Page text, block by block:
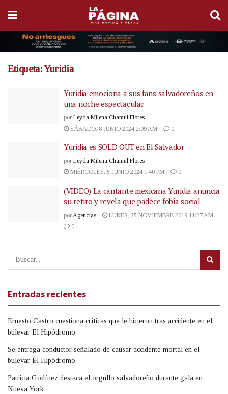
Etiqueta:Yuridia
Yuridia emociona a sus fans salvadoreños en
una noche espectacular
por Leyda Milena Chamul Flores
SÁBADO, 8 JUNIO 2024 2:09 AM
0
Yuridia es SOLD OUT en El Salvador
por Leyda Milena Chamul Flores
MIÉRCOLES, 5 JUNIO 2024 1:40 PM
0
(VIDEO) La cantante mexicana Yuridia anuncia
su retiro y revela que padece fobia social
porAgencias
LUNES, 25 NOVIEMBRE 2019 11:27 AM
0
Entradas recientes
Ernesto Castro cuestiona críticas que le hicieron tras accidente en el
bulevar El Hipódromo
Se entrega conductor señalado de causar accidente mortal en el
bulevar El Hipódromo
Patricia Godínez destaca el orgullo salvadoreño durante gala en
Nueva York